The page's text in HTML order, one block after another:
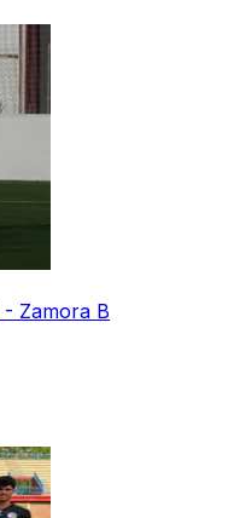
Zamora B